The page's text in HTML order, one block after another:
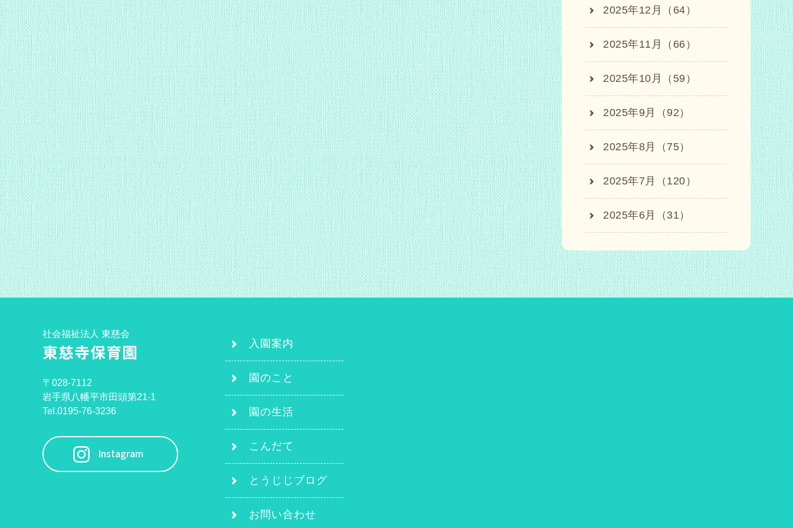
2025年12月（64）
2025年11月（66）
2025年10月（59）
2025年9月（92）
2025年8月（75）
2025年7月（120）
2025年6月（31）
社会福祉法人 東慈会
東慈寺保育園
〒028-7112
岩手県八幡平市田頭第21-1
Tel.0195-76-3236
Instagram
入園案内
園のこと
園の生活
こんだて
とうじじブログ
お問い合わせ